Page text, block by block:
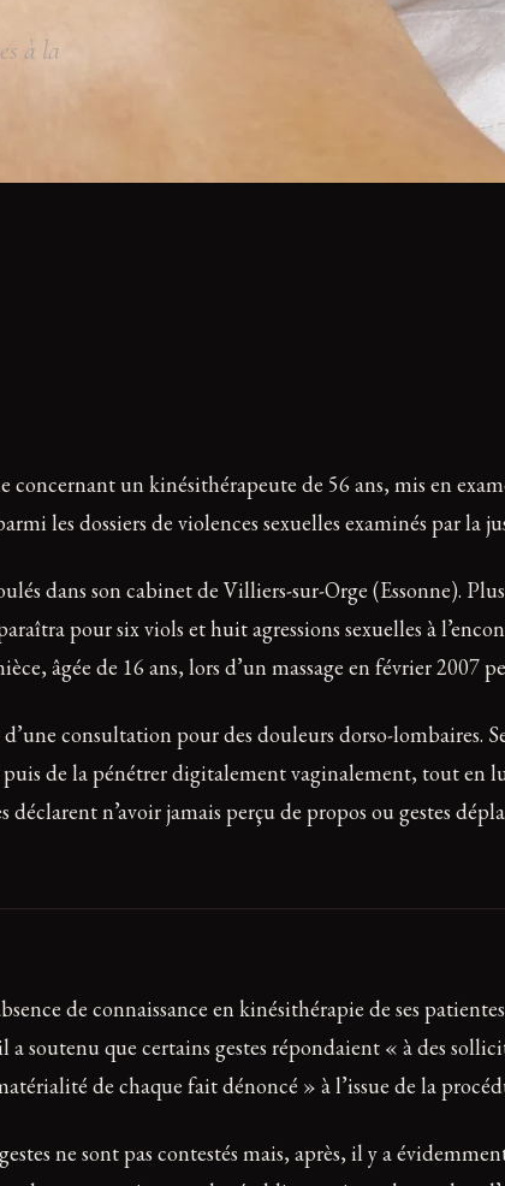
à la
concernant un kinésithérapeute de 56 ans, mis en
les dossiers de violences sexuelles examinés par la
dans son cabinet de Villiers-sur-Orge (Essonne).
pour six viols et huit agressions sexuelles à
âgée de 16 ans, lors d’un massage en février 2007
consultation pour des douleurs dorso-lombaires.
de la pénétrer digitalement vaginalement, tout en lui
n’avoir jamais perçu de propos ou gestes
de connaissance en kinésithérapie de ses
soutenu que certains gestes répondaient « à des
de chaque fait dénoncé » à l’issue de la
ne sont pas contestés mais, après, il y a